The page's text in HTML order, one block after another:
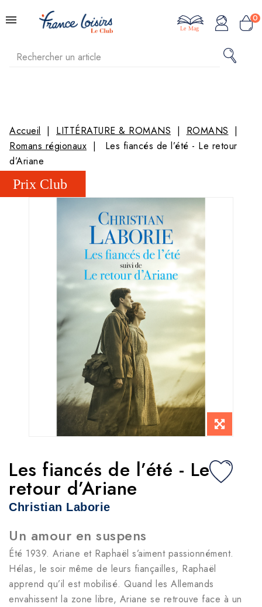
0
Le Mag
Accueil LITTÉRATURE & ROMANS
ROMANS
Romans régionaux
Les fiancés de l’été - Le retour
d’Ariane
Les fiancés de l’été - Le
retour d’Ariane
Christian Laborie
Un amour en suspens
Été 1939. Ariane et Raphaël s’aiment passionnément.
Hélas, le soir même de leurs fiançailles, Raphaël
apprend qu’il est mobilisé. Quand les Allemands
envahissent la zone libre, Ariane se retrouve face à un